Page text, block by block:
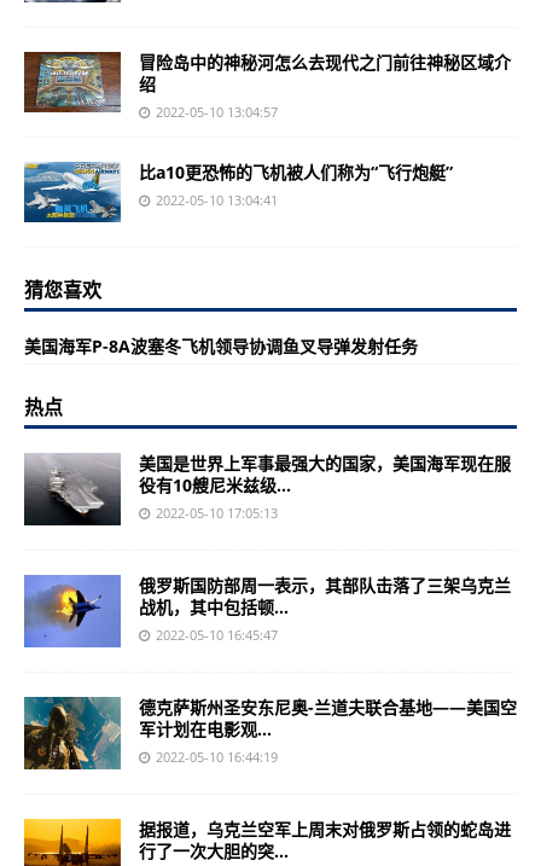
冒险岛中的神秘河怎么去现代之门前往神秘区域介
绍
2022-05-10 13:04:57
比a10更恐怖的飞机被人们称为“飞行炮艇”
2022-05-10 13:04:41
猜您喜欢
美国海军P-8A波塞冬飞机领导协调鱼叉导弹发射任务
热点
美国是世界上军事最强大的国家，美国海军现在服
役有10艘尼米兹级...
2022-05-10 17:05:13
俄罗斯国防部周一表示，其部队击落了三架乌克兰
战机，其中包括顿...
2022-05-10 16:45:47
德克萨斯州圣安东尼奥-兰道夫联合基地——美国空
军计划在电影观...
2022-05-10 16:44:19
据报道，乌克兰空军上周末对俄罗斯占领的蛇岛进
行了一次大胆的突...